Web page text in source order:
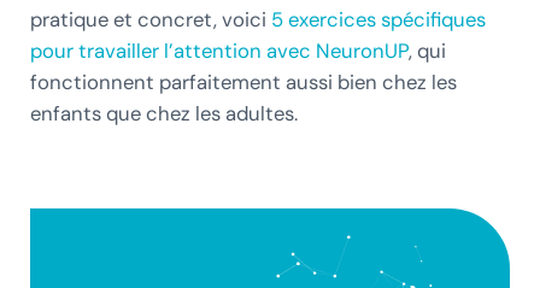
pratique et concret, voici 5 exercices spécifiques
pour travailler l’attention avec NeuronUP, qui
fonctionnent parfaitement aussi bien chez les
enfants que chez les adultes.